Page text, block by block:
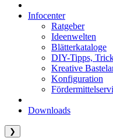
Infocenter
Ratgeber
Ideenwelten
Blätterkataloge
DIY-Tipps,
Kreative
Konfiguration
Downloads
❯